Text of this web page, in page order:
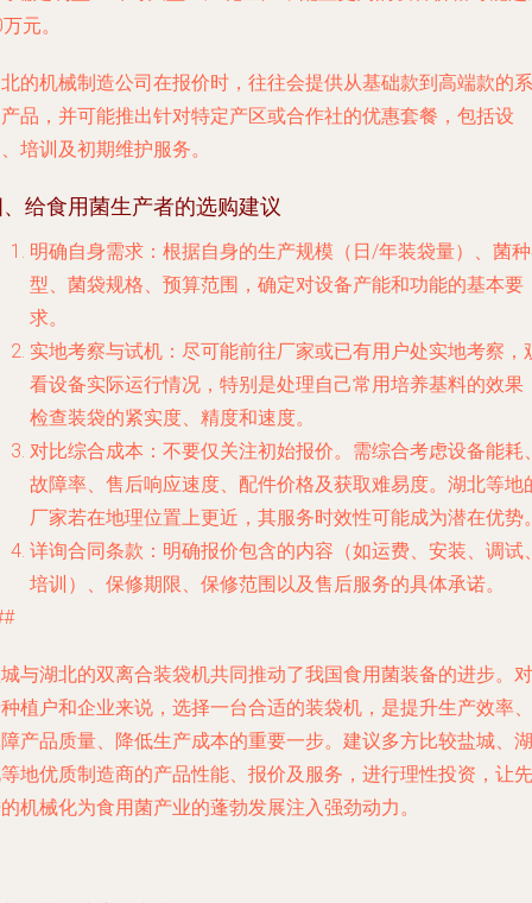
元。
的机械制造公司在报价时，往往会提供从基础款到高端款的系
品，并可能推出针对特定产区或合作社的优惠套餐，包括设
培训及初期维护服务。
给食用菌生产者的选购建议
明确自身需求 ：根据自身的生产规模（日/年装袋量）、菌
型、菌袋规格、预算范围，确定对设备产能和功能的基本要
求。
实地考察与试机 ：尽可能前往厂家或已有用户处实地考察，
看设备实际运行情况，特别是处理自己常用培养基料的效果
检查装袋的紧实度、精度和速度。
对比综合成本 ：不要仅关注初始报价。需综合考虑设备能耗
故障率、售后响应速度、配件价格及获取难易度。湖北等地
厂家若在地理位置上更近，其服务时效性可能成为潜在优势
详询合同条款 ：明确报价包含的内容（如运费、安装、调试
培训）、保修期限、保修范围以及售后服务的具体承诺。
与湖北的双离合装袋机共同推动了我国食用菌装备的进步。对
植户和企业来说，选择一台合适的装袋机，是提升生产效率、
产品质量、降低生产成本的重要一步。建议多方比较盐城、湖
地优质制造商的产品性能、报价及服务，进行理性投资，让先
机械化为食用菌产业的蓬勃发展注入强劲动力。